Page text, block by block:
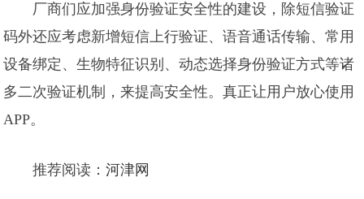
厂商们应加强身份验证安全性的建设，除短信验证
码外还应考虑新增短信上行验证、语音通话传输、常用
设备绑定、生物特征识别、动态选择身份验证方式等诸
多二次验证机制，来提高安全性。真正让用户放心使用
APP。
推荐阅读：河津网